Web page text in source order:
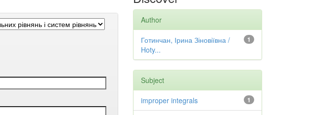
Author
1
Готинчан, Ірина Зіновіївна /
Hoty...
Subject
1
improper integrals